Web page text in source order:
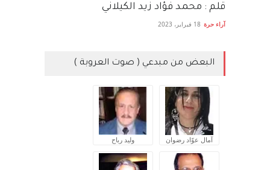
قلم : محمد فؤاد زيد الكيلاني
آراء حرة 18 فبراير، 2023
البعض من مبدعي ( صوت العروبة )
آمال عوّاد رضوان وليد رباح